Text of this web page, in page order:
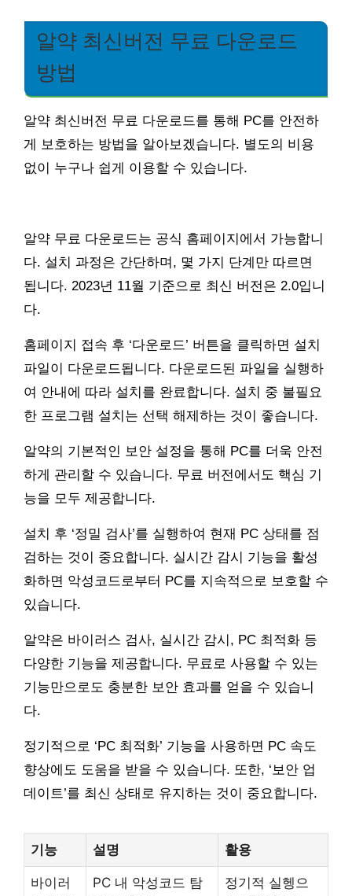
알약 최신버전 무료 다운로드
방법
알약 최신버전 무료 다운로드를 통해 PC를 안전하
게 보호하는 방법을 알아보겠습니다. 별도의 비용
없이 누구나 쉽게 이용할 수 있습니다.
알약 무료 다운로드는 공식 홈페이지에서 가능합니
다. 설치 과정은 간단하며, 몇 가지 단계만 따르면
됩니다. 2023년 11월 기준으로 최신 버전은 2.0입니
다.
홈페이지 접속 후 ‘다운로드’ 버튼을 클릭하면 설치
파일이 다운로드됩니다. 다운로드된 파일을 실행하
여 안내에 따라 설치를 완료합니다. 설치 중 불필요
한 프로그램 설치는 선택 해제하는 것이 좋습니다.
알약의 기본적인 보안 설정을 통해 PC를 더욱 안전
하게 관리할 수 있습니다. 무료 버전에서도 핵심 기
능을 모두 제공합니다.
설치 후 ‘정밀 검사’를 실행하여 현재 PC 상태를 점
검하는 것이 중요합니다. 실시간 감시 기능을 활성
화하면 악성코드로부터 PC를 지속적으로 보호할 수
있습니다.
알약은 바이러스 검사, 실시간 감시, PC 최적화 등
다양한 기능을 제공합니다. 무료로 사용할 수 있는
기능만으로도 충분한 보안 효과를 얻을 수 있습니
다.
정기적으로 ‘PC 최적화’ 기능을 사용하면 PC 속도
향상에도 도움을 받을 수 있습니다. 또한, ‘보안 업
데이트’를 최신 상태로 유지하는 것이 중요합니다.
기능 설명 활용
바이러
PC 내 악성코드 탐
정기적 실헹으